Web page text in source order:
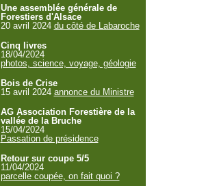
Une assemblée générale de
Forestiers d'Alsace
20 avril 2024 du côté de Labaroche
Cinq livres
18/04/2024
photos, science, voyage, géologie
Bois de Crise
15 avril 2024 annonce du Ministre
AG Association Forestière de la
vallée de la Bruche
15/04/2024
Passation de présidence
Retour sur coupe 5/5
11/04/2024
parcelle coupée, on fait quoi ?